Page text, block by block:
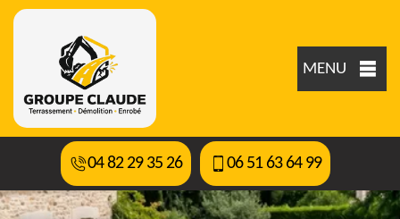
MENU
04 82 29 35 26 06 51 63 64 99